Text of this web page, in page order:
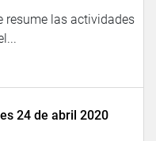
resume las actividades
24 de abril 2020